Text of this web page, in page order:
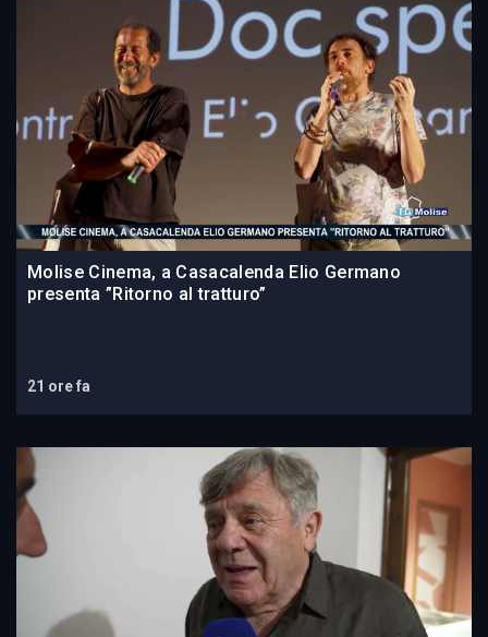
Molise Cinema, a Casacalenda Elio Germano
presenta ”Ritorno al tratturo”
21 ore fa